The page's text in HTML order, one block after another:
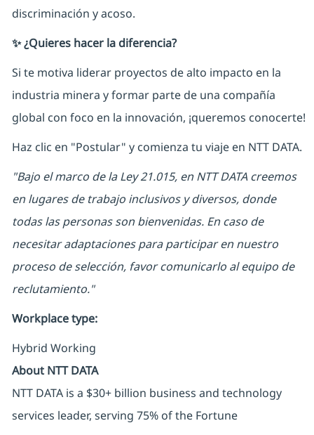
discriminación y acoso.
✨ ¿Quieres hacer la diferencia?
Si te motiva liderar proyectos de alto impacto en la
industria minera y formar parte de una compañía
global con foco en la innovación, ¡queremos conocerte!
Haz clic en "Postular" y comienza tu viaje en NTT DATA.
"Bajo el marco de la Ley 21.015, en NTT DATA creemos
en lugares de trabajo inclusivos y diversos, donde
todas las personas son bienvenidas. En caso de
necesitar adaptaciones para participar en nuestro
proceso de selección, favor comunicarlo al equipo de
reclutamiento."
Workplace type:
Hybrid Working
About NTT DATA
NTT DATA is a $30+ billion business and technology
services leader, serving 75% of the Fortune